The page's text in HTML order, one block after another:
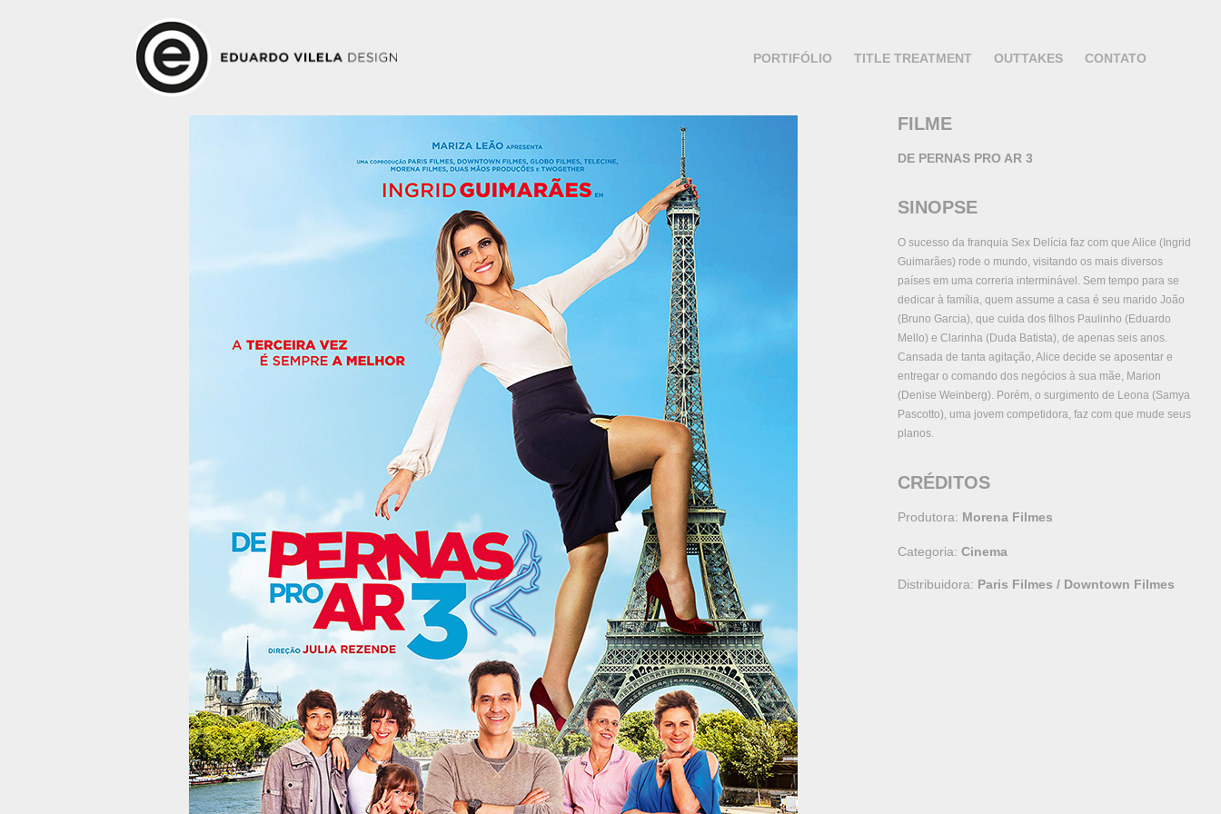
PORTIFÓLIO TITLE TREATMENT OUTTAKES CONTATO
FILME
DE PERNAS PRO AR 3
SINOPSE
O sucesso da franquia Sex Delícia faz com que Alice (Ingrid
Guimarães) rode o mundo, visitando os mais diversos
países em uma correria interminável. Sem tempo para se
dedicar à família, quem assume a casa é seu marido João
(Bruno Garcia), que cuida dos filhos Paulinho (Eduardo
Mello) e Clarinha (Duda Batista), de apenas seis anos.
Cansada de tanta agitação, Alice decide se aposentar e
entregar o comando dos negócios à sua mãe, Marion
(Denise Weinberg). Porém, o surgimento de Leona (Samya
Pascotto), uma jovem competidora, faz com que mude seus
planos.
CRÉDITOS
Produtora: Morena Filmes
Categoria:Cinema
Distribuidora: Paris Filmes / Downtown Filmes